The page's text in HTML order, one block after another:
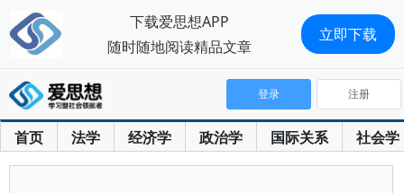
首页 法学 经济学 政治学 国际关系 社会学
登录 注册
下载爱思想APP
随时随地阅读精品文章
立即下载